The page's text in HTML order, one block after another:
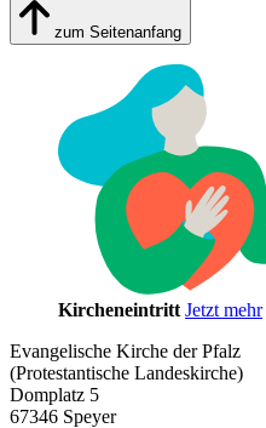
zum Seitenanfang
Kircheneintritt Jetzt mehr
Evangelische Kirche der Pfalz
(Protestantische Landeskirche)
Domplatz 5
67346 Speyer